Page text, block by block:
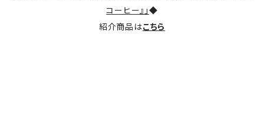
コーヒー』」◆
紹介商品はこちら